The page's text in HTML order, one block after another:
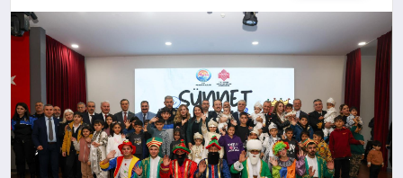
SPOR
DİĞER